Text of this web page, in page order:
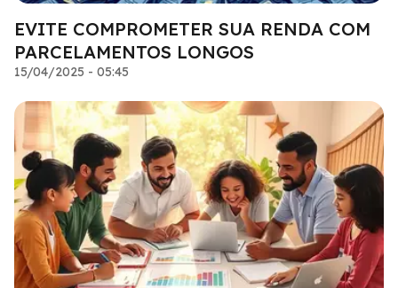
EVITE COMPROMETER SUA RENDA COM
PARCELAMENTOS LONGOS
15/04/2025 - 05:45